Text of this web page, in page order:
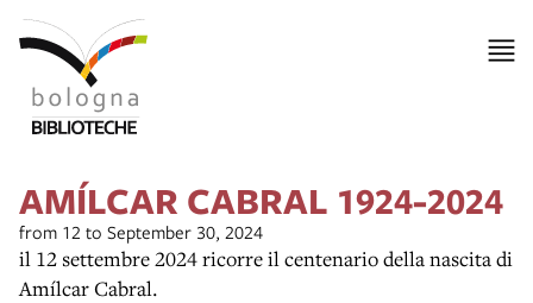
AMÍLCAR CABRAL 1924-2024
from 12 to September 30, 2024
il 12 settembre 2024 ricorre il centenario della nascita di
Amílcar Cabral.